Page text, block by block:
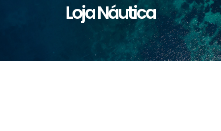
Loja Náutica